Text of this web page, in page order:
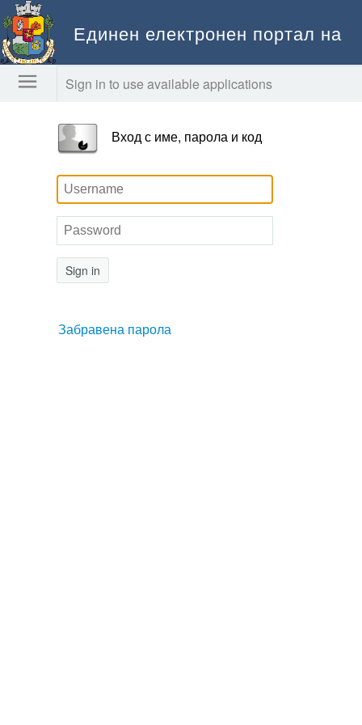
Единен електронен портал на
Столична община
Sign in to use available applications
Вход с име, парола и код
Sign in
Забравена парола